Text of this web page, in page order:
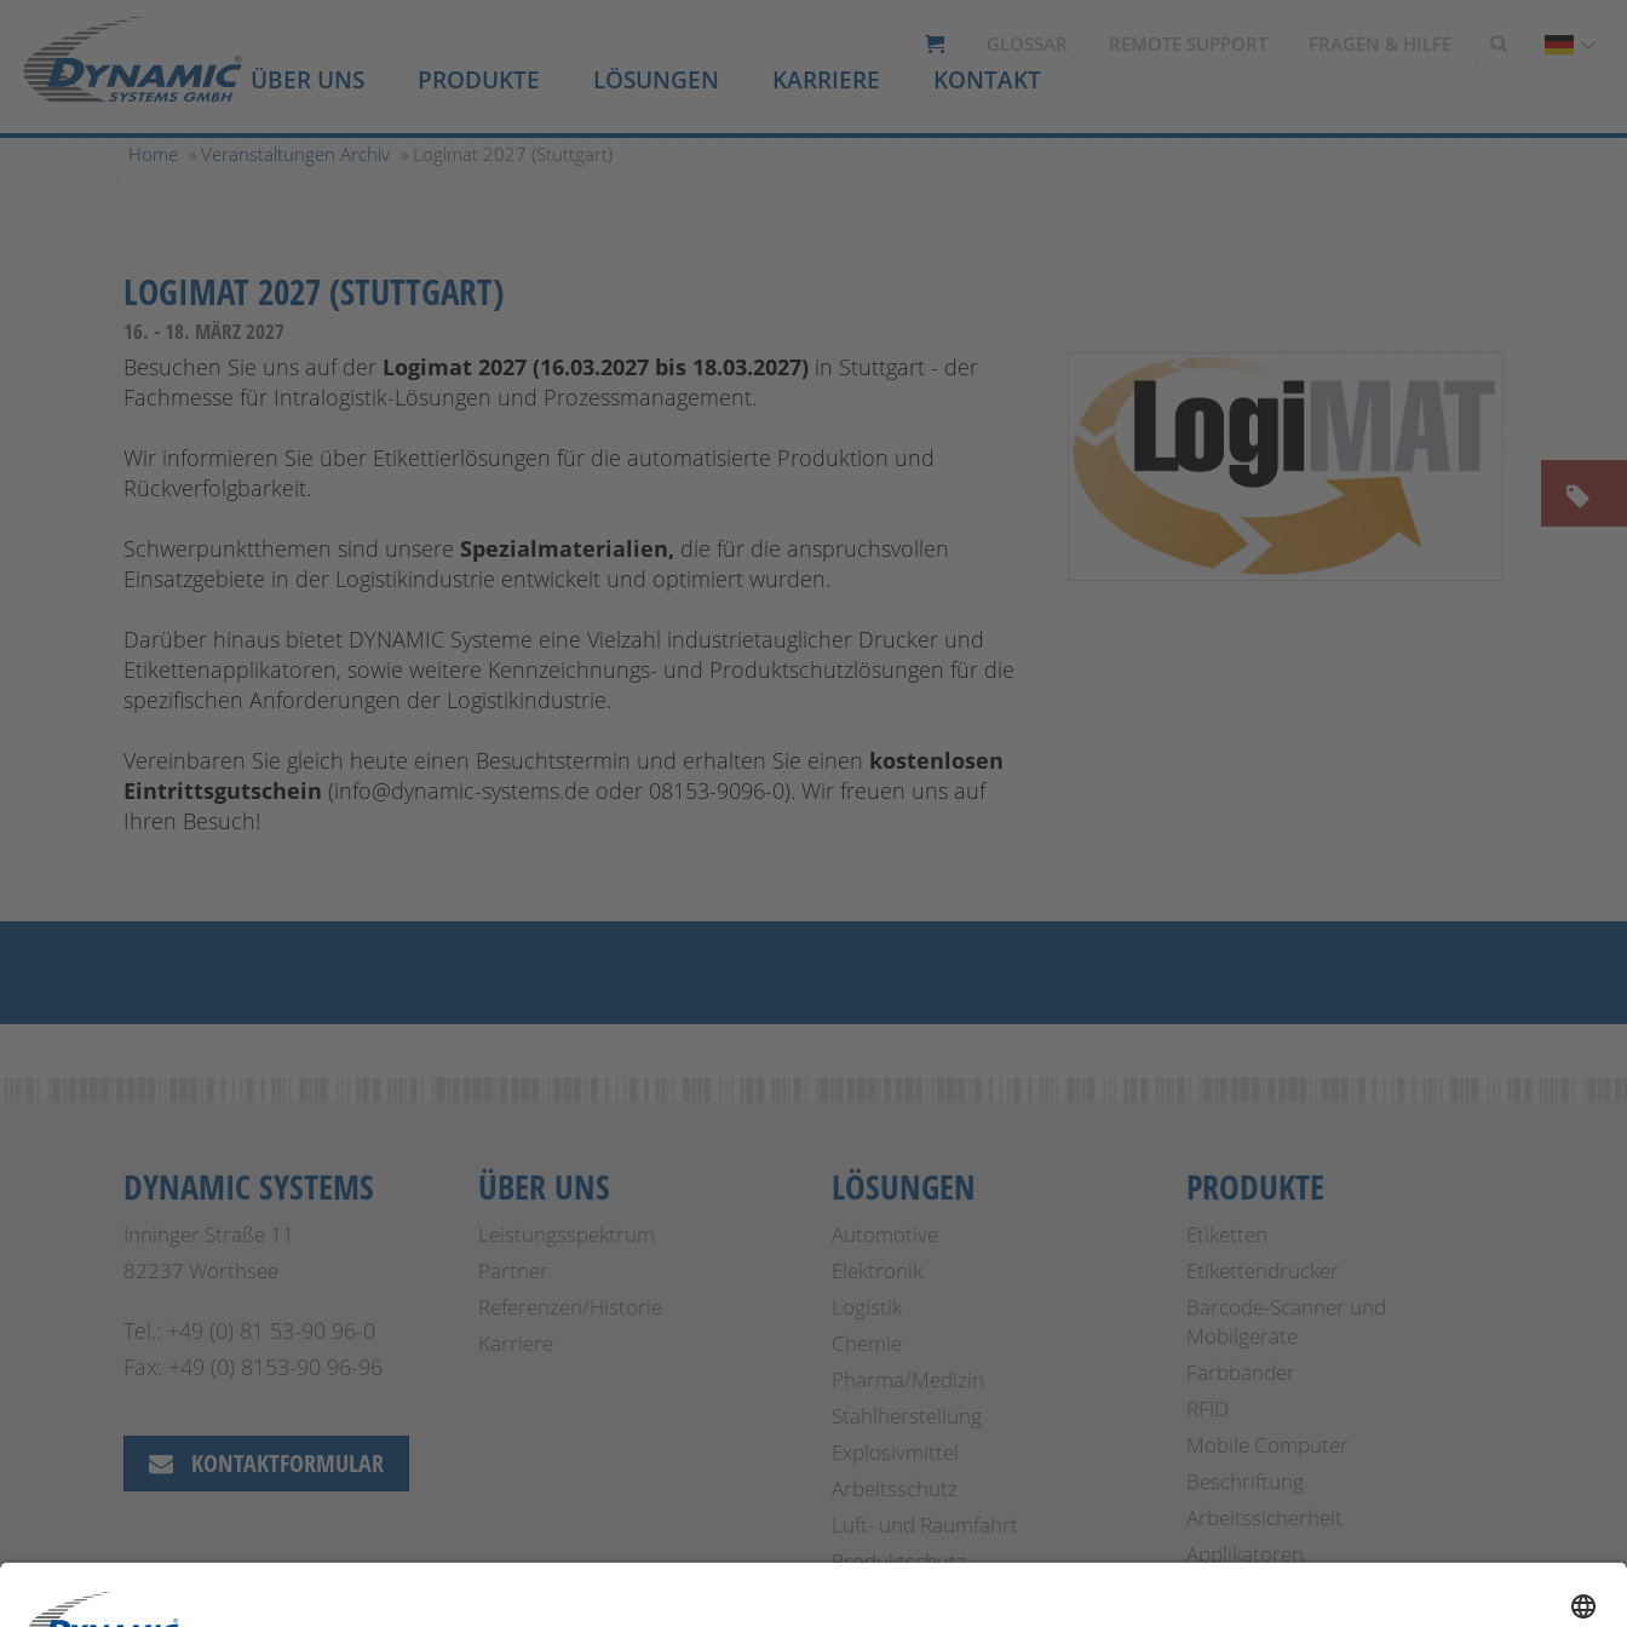
ÜBER UNS PRODUKTE LÖSUNGEN KARRIERE KONTAKT
Home » Veranstaltungen Archiv » Logimat 2027 (Stuttgart)
LOGIMAT 2027 (STUTTGART)
16. - 18. MÄRZ 2027
Besuchen Sie uns auf der Logimat 2027 (16.03.2027 bis 18.03.2027) in Stuttgart - der
Fachmesse für Intralogistik-Lösungen und Prozessmanagement.
Wir informieren Sie über Etikettierlösungen für die automatisierte Produktion und
Rückverfolgbarkeit.
Schwerpunktthemen sind unsere Spezialmaterialien, die für die anspruchsvollen
Einsatzgebiete in der Logistikindustrie entwickelt und optimiert wurden.
Darüber hinaus bietet DYNAMIC Systeme eine Vielzahl industrietauglicher Drucker und
Etikettenapplikatoren, sowie weitere Kennzeichnungs- und Produktschutzlösungen für die
spezifischen Anforderungen der Logistikindustrie.
Vereinbaren Sie gleich heute einen Besuchtstermin und erhalten Sie einen kostenlosen
Eintrittsgutschein (info@dynamic-systems.de oder 08153-9096-0). Wir freuen uns auf
Ihren Besuch!
DYNAMIC SYSTEMS
Inninger Straße 11
82237 Wörthsee
Tel.: +49 (0) 81 53-90 96-0
Fax: +49 (0) 8153-90 96-96
KONTAKTFORMULAR
ÜBER UNS
Leistungsspektrum
Partner
Referenzen/Historie
Karriere
LÖSUNGEN
Automotive
Elektronik
Logistik
Chemie
Pharma/Medizin
Stahlherstellung
Explosivmittel
Arbeitsschutz
Luft- und Raumfahrt
Produktschutz
PRODUKTE
Etiketten
Etikettendrucker
Barcode-Scanner und
Mobilgeräte
Farbbänder
RFID
Mobile Computer
Beschriftung
Arbeitssicherheit
Applikatoren